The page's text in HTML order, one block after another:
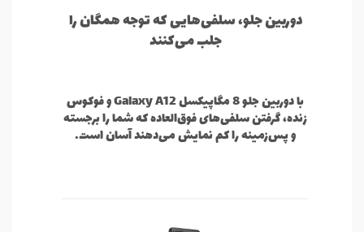
دوربین جلو، سلفی‌هایی که توجه همگان را
جلب می‌کنند
با دوربین جلو 8 مگاپیکسل Galaxy A12 و فوکوس
زنده، گرفتن سلفی‌های فوق‌العاده که شما را برجسته
و پس‌زمینه را کم نمایش می‌دهند آسان است.